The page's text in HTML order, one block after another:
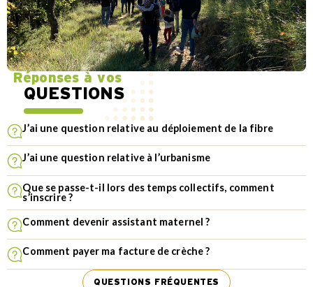
Réponses à vos
QUESTIONS
J’ai une question relative au déploiement de la fibre
J’ai une question relative à l’urbanisme
Que se passe-t-il lors des temps collectifs, comment
s’inscrire ?
Comment devenir assistant maternel ?
Comment payer ma facture de crèche ?
QUESTIONS FRÉQUENTES